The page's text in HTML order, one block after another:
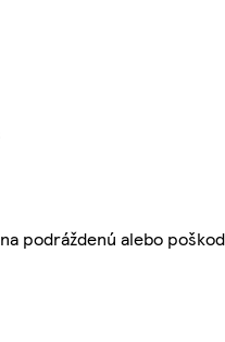
na podráždenú alebo